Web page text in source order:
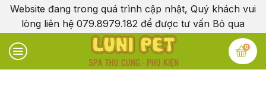
Website đang trong quá trình cập nhật, Quý khách vui
lòng liên hệ 079.8979.182 để được tư vấn Bỏ qua
0